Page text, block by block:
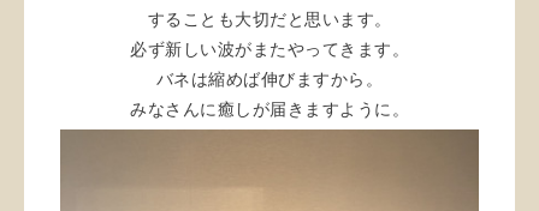
することも大切だと思います。
必ず新しい波がまたやってきます。
バネは縮めば伸びますから。
みなさんに癒しが届きますように。